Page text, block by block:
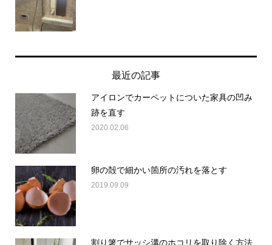
最近の記事
アイロンでカーペットについた家具の凹み
跡を直す
2020.02.06
卵の殻で細かい箇所の汚れを落とす
2019.09.09
割り箸でサッシ溝のホコリを取り除く方法